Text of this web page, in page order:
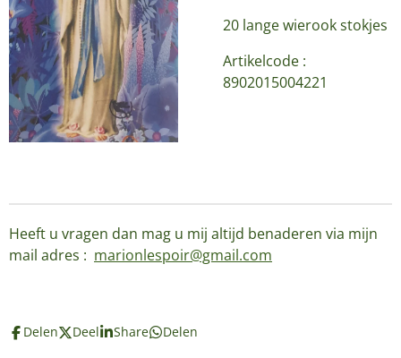
20 lange wierook stokjes
Artikelcode :
8902015004221
Heeft u vragen dan mag u mij altijd benaderen via mijn
mail adres : marionlespoir@gmail.com
Delen Deel Share Delen